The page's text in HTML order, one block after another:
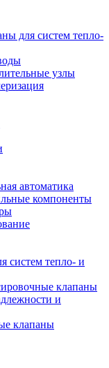
для систем тепло-
узлы
автоматика
компоненты
систем тепло- и
клапаны
и
клапаны